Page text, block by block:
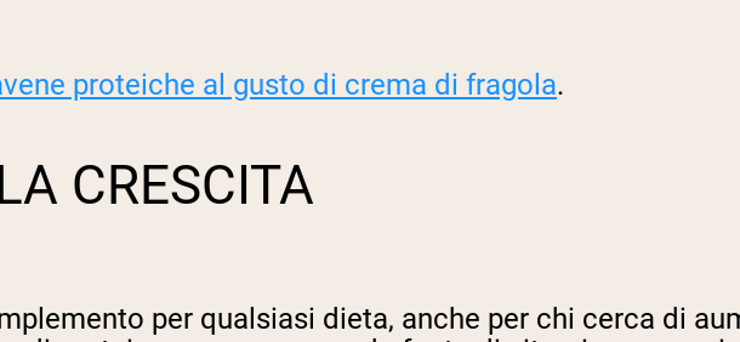
proteiche al gusto di crema di fragola.
CRESCITA
per qualsiasi dieta, anche per chi cerca di